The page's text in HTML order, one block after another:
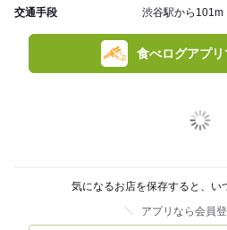
交通手段 渋谷駅から101m
食べログアプリ
気になるお店を保存すると、い
アプリなら会員